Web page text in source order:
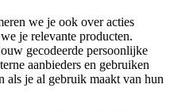
we je ook over acties
je relevante producten.
gecodeerde persoonlijke
aanbieders en gebruiken
als je al gebruik maakt van hun